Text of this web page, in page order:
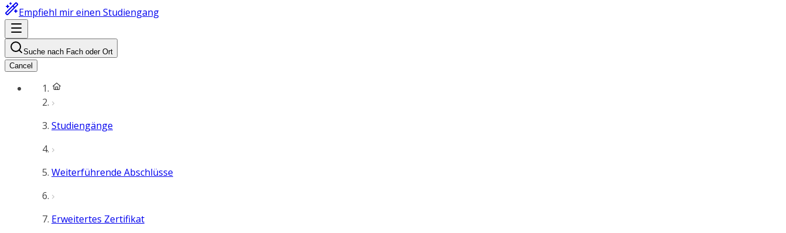
Empfiehl mir einen Studiengang
Suche nach Fach oder Ort
Cancel
Studiengänge
Weiterführende Abschlüsse
Erweitertes Zertifikat